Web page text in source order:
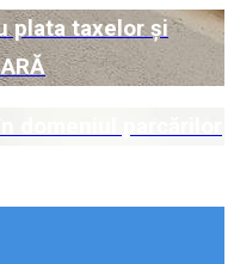
plata taxelor și